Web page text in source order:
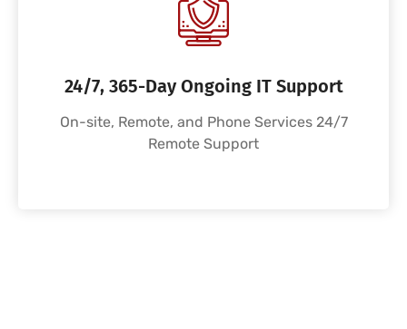
24/7, 365-Day Ongoing IT Support
On-site, Remote, and Phone Services 24/7
Remote Support